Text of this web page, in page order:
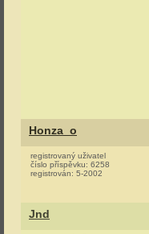
Honza_o
registrovaný uživatel
číslo příspěvku: 6258
registrován: 5-2002
Jnd